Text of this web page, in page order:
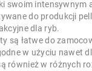
swoim intensywnym
do produkcji
dla ryb.
są łatwe do
w użyciu nawet
również w różnych